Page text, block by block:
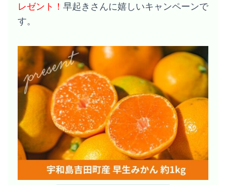
レゼント！ 早起きさんに嬉しいキャンペーンで
す。